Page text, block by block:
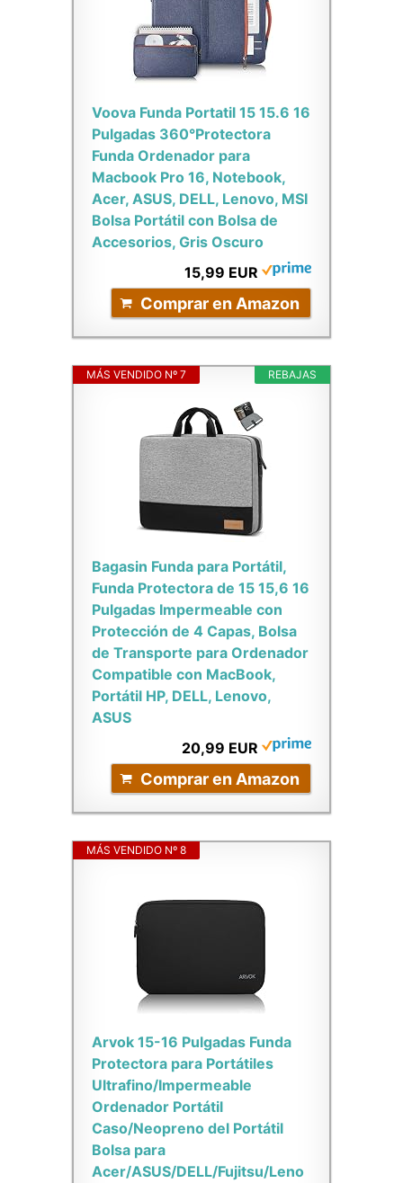
Voova Funda Portatil 15 15.6 16
Pulgadas 360°Protectora
Funda Ordenador para
Macbook Pro 16, Notebook,
Acer, ASUS, DELL, Lenovo, MSI
Bolsa Portátil con Bolsa de
Accesorios, Gris Oscuro
15,99 EUR
Comprar en Amazon
REBAJAS
MÁS VENDIDO Nº 7
Bagasin Funda para Portátil,
Funda Protectora de 15 15,6 16
Pulgadas Impermeable con
Protección de 4 Capas, Bolsa
de Transporte para Ordenador
Compatible con MacBook,
Portátil HP, DELL, Lenovo,
ASUS
20,99 EUR
Comprar en Amazon
MÁS VENDIDO Nº 8
Arvok 15-16 Pulgadas Funda
Protectora para Portátiles
Ultrafino/Impermeable
Ordenador Portátil
Caso/Neopreno del Portátil
Bolsa para
Acer/ASUS/DELL/Fujitsu/Leno